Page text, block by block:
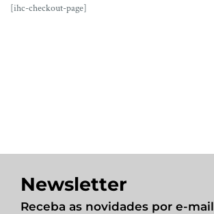
[ihc-checkout-page]
Newsletter
Receba as novidades por e-mail